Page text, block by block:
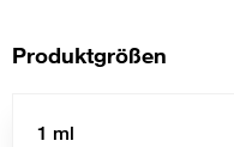
Produktgrößen
1 ml